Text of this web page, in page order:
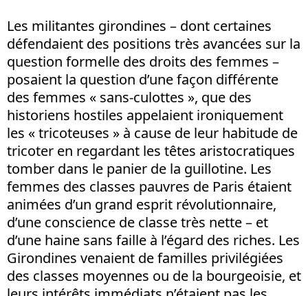
Les militantes girondines – dont certaines
défendaient des positions très avancées sur la
question formelle des droits des femmes –
posaient la question d’une façon différente
des femmes « sans-culottes », que des
historiens hostiles appelaient ironiquement
les « tricoteuses » à cause de leur habitude de
tricoter en regardant les têtes aristocratiques
tomber dans le panier de la guillotine. Les
femmes des classes pauvres de Paris étaient
animées d’un grand esprit révolutionnaire,
d’une conscience de classe très nette – et
d’une haine sans faille à l’égard des riches. Les
Girondines venaient de familles privilégiées
des classes moyennes ou de la bourgeoisie, et